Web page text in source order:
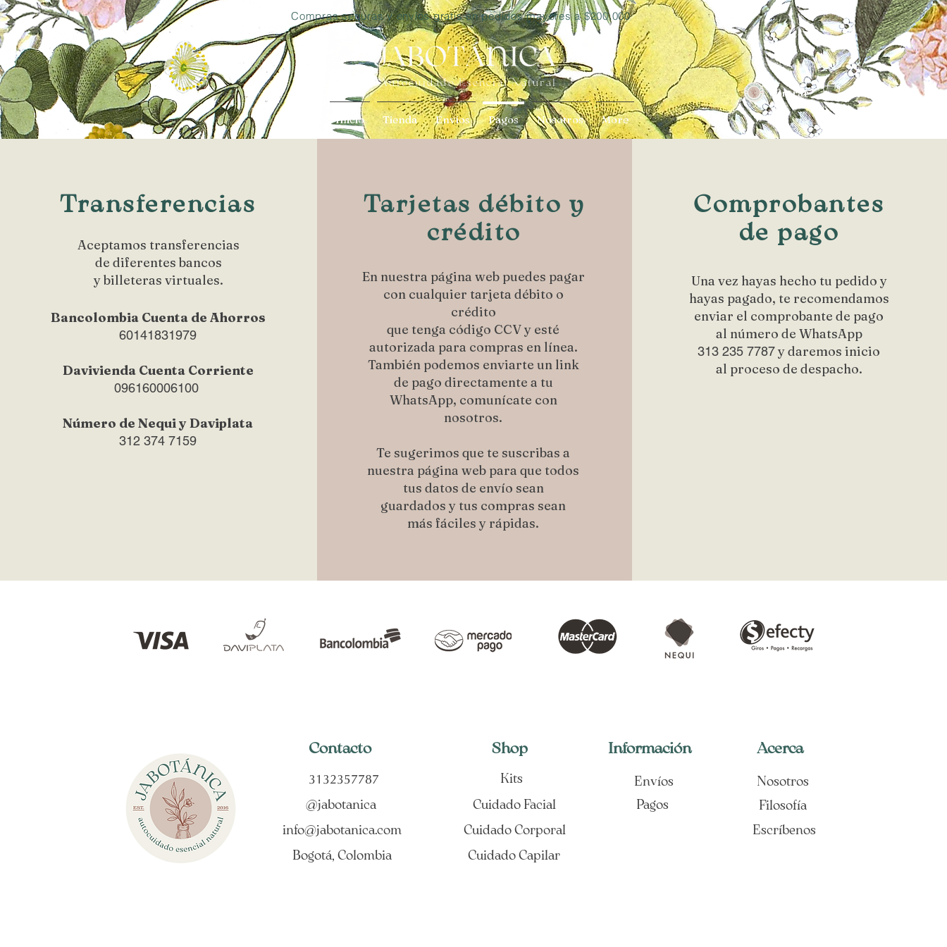
Compras seguras y envíos gratis en pedidos mayores a $200.000
Autocuidado Esencial Natural
Inicio Tienda Envíos Pagos Nosotros More
Entrar
Transferencias
Aceptamos transferencias
de diferentes bancos
y billeteras virtuales.
Bancolombia Cuenta de Ahorros
60141831979
Davivienda Cuenta Corriente
096160006100
Número de Nequi y Daviplata
312 374 7159
Tarjetas débito y
crédito
En nuestra página web puedes pagar
con cualquier tarjeta débito o
crédito
que tenga código CCV y esté
autorizada para compras en línea.
También podemos enviarte un link
de pago directamente a tu
WhatsApp, comunícate con
nosotros.
Te sugerimos que te suscribas a
nuestra página web para que todos
tus datos de envío sean
guardados y tus compras sean
más fáciles y rápidas.
Comprobantes
de pago
Una vez hayas hecho tu pedido y
hayas pagado, te recomendamos
enviar el comprobante de pago
al número de WhatsApp
313 235 7787y daremos inicio
al proceso de despacho.
Contacto
3132357787
@jabotanica
info@jabotanica.com
Bogotá, Colombia
Shop
Kits
Cuidado Facial
Cuidado Corporal
Cuidado Capilar
Información
Envíos
Pagos
Acerca​
Nosotros
Filosofía
Escríbenos